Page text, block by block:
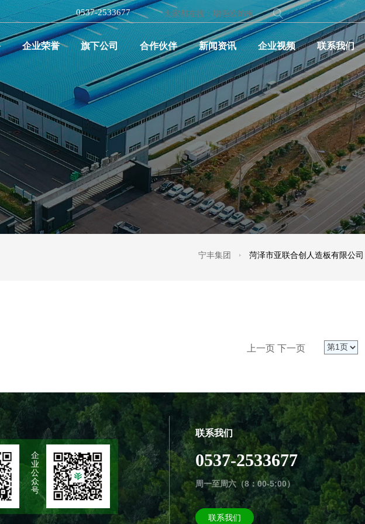
0537-2533677
企业荣誉 旗下公司 合作伙伴 新闻资讯 企业视频 联系我们
宁丰集团 菏泽市亚联合创人造板有限公司
上一页 下一页
企
业
公
众
号
联系我们
0537-2533677
周一至周六（8：00-5:00）
联系我们